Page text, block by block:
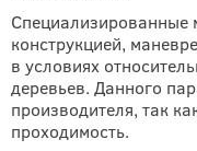
Специализированные
конструкцией,
в условиях
деревьев. Данного
производителя, так
проходимость.